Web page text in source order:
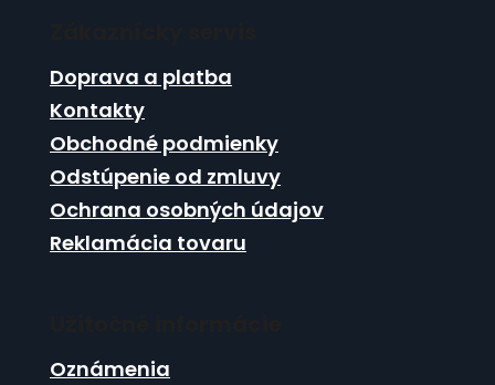
k
y
v
ý
i
Doprava a platba
Kontakty
Obchodné podmienky
Odstúpenie od zmluvy
Ochrana osobných údajov
Reklamácia tovaru
Oznámenia